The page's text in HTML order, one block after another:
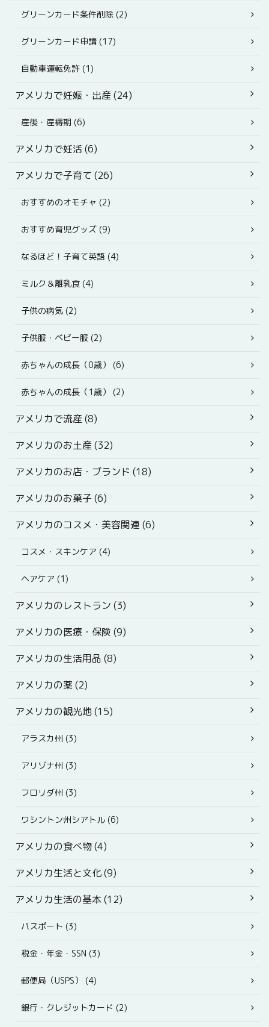
グリーンカード条件削除 (2)
グリーンカード申請 (17)
自動車運転免許 (1)
アメリカで妊娠・出産 (24)
産後・産褥期 (6)
アメリカで妊活 (6)
アメリカで子育て (26)
おすすめのオモチャ (2)
おすすめ育児グッズ (9)
なるほど！子育て英語 (4)
ミルク＆離乳食 (4)
子供の病気 (2)
子供服・ベビー服 (2)
赤ちゃんの成長（0歳） (6)
赤ちゃんの成長（1歳） (2)
アメリカで流産 (8)
アメリカのお土産 (32)
アメリカのお店・ブランド (18)
アメリカのお菓子 (6)
アメリカのコスメ・美容関連 (6)
コスメ・スキンケア (4)
ヘアケア (1)
アメリカのレストラン (3)
アメリカの医療・保険 (9)
アメリカの生活用品 (8)
アメリカの薬 (2)
アメリカの観光地 (15)
アラスカ州 (3)
アリゾナ州 (3)
フロリダ州 (3)
ワシントン州シアトル (6)
アメリカの食べ物 (4)
アメリカ生活と文化 (9)
アメリカ生活の基本 (12)
パスポート (3)
税金・年金・SSN (3)
郵便局（USPS） (4)
銀行・クレジットカード (2)